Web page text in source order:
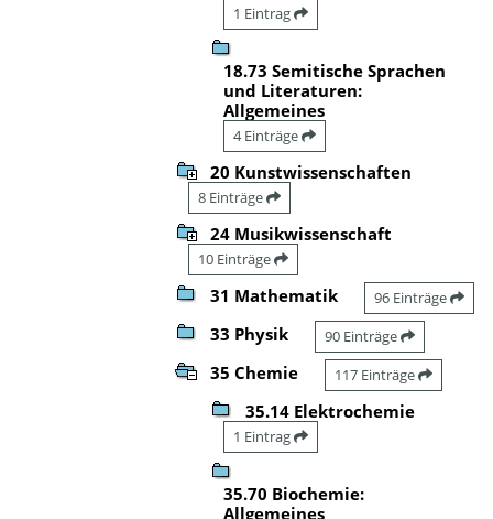
1 Eintrag
18.73 Semitische Sprachen
und Literaturen:
Allgemeines
4 Einträge
20 Kunstwissenschaften
8 Einträge
24 Musikwissenschaft
10 Einträge
31 Mathematik 96 Einträge
33 Physik 90 Einträge
35 Chemie 117 Einträge
35.14 Elektrochemie
1 Eintrag
35.70 Biochemie:
Allgemeines